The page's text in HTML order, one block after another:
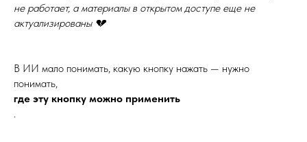
не работает, а материалы в открытом доступе еще не
актуализированы 💔
В ИИ мало понимать, какую кнопку нажать — нужно
понимать,
где эту кнопку можно применить